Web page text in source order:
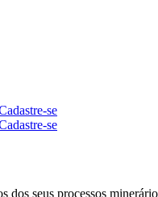
se
se
dos seus processos